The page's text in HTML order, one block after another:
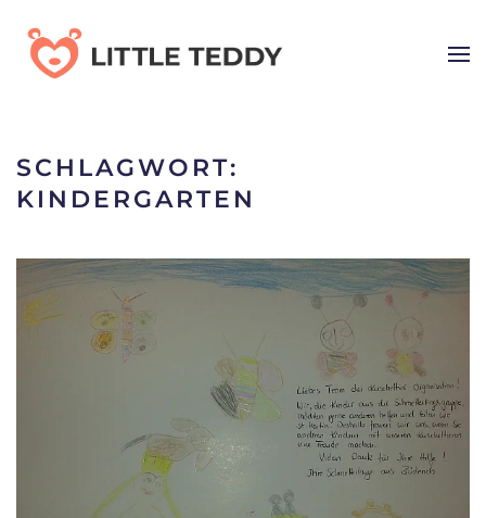
Skip
to
SCHLAGWORT:
KINDERGARTEN